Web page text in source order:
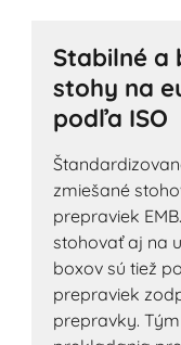
Stabilné a
stohy na
podľa ISO
zmiešané
prepraviek
stohovať aj na
boxov sú tiež
prepraviek
prepravky.